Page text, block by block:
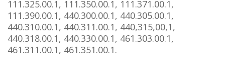
111.325.00.1, 111.350.00.1, 111.371.00.1,
111.390.00.1, 440.300.00.1, 440.305.00.1,
440.310.00.1, 440.311.00.1, 440,315,00,1,
440.318.00.1, 440.330.00.1, 461.303.00.1,
461.311.00.1, 461.351.00.1.